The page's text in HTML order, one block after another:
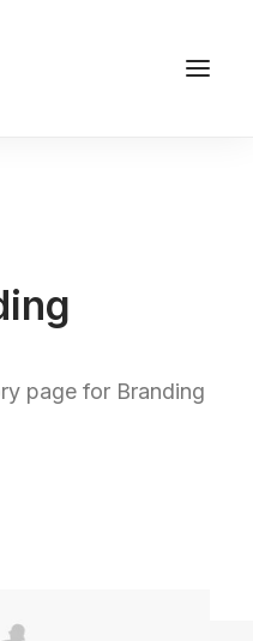
page for Branding